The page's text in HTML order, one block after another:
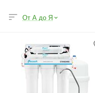
От А до Я